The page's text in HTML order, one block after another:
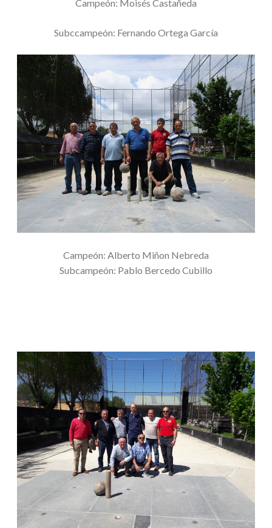
Campeón: Moisés Castañeda
Subccampeón: Fernando Ortega García
Campeón: Alberto Miñon Nebreda
Subcampeón: Pablo Bercedo Cubillo